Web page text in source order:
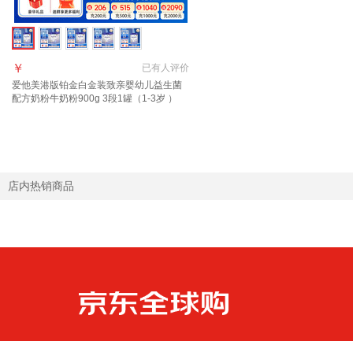
已有人评价
￥
爱他美港版铂金白金装致亲婴幼儿益生菌
配方奶粉牛奶粉900g 3段1罐（1-3岁 ）
店内热销商品